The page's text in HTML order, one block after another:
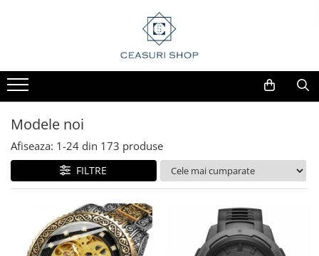
Modele noi
Afiseaza: 1-24 din 173 produse
FILTRE